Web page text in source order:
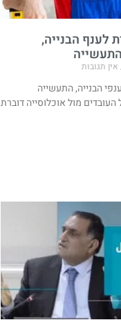
לענף הבנייה,
אין תגובות
הבנייה, התעשייה
מול אוכלוסייה דוברת